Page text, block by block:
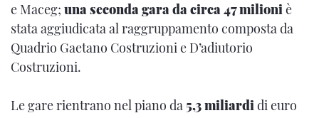
e Maceg; una seconda gara da circa 47 milioniè
stata aggiudicata al raggruppamento composta da
Quadrio Gaetano Costruzioni e D’adiutorio
Costruzioni.
Le gare rientrano nel piano da 5,3 miliardidi euro